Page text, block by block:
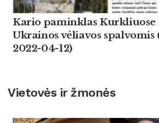
Kario paminklas Kurkliuose
Ukrainos vėliavos spalvomis
2022-04-12)
Vietovės ir žmonės